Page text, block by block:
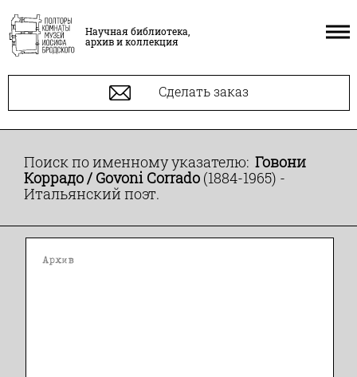
Научная библиотека,
архив и коллекция
Сделать заказ
Поиск по именному указателю: Говони
Коррадо / Govoni Corrado (1884-1965) -
Итальянский поэт.
Архив